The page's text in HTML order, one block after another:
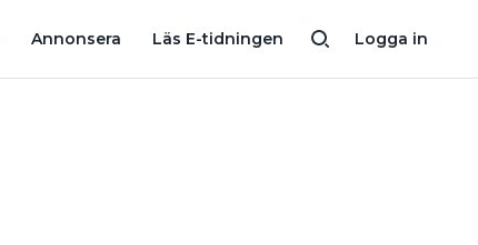
Logga in
Annonsera Läs E-tidningen
KÖPCENTRUM VET OM KRAV PÅ ELSÄKERHET MEN